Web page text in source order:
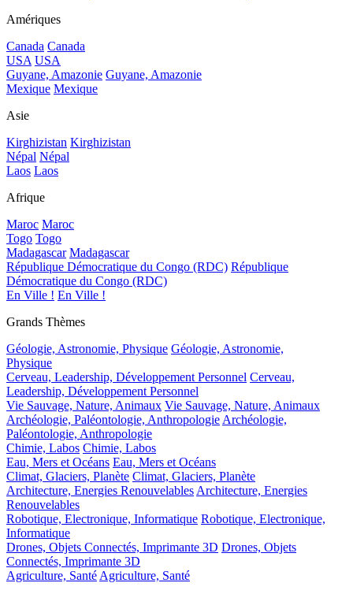
Amériques
Canada Canada
USA USA
Guyane, Amazonie Guyane, Amazonie
Mexique Mexique
Asie
Kirghizistan Kirghizistan
Népal Népal
Laos Laos
Afrique
Maroc Maroc
Togo Togo
Madagascar Madagascar
République Démocratique du Congo (RDC) République
Démocratique du Congo (RDC)
En Ville ! En Ville !
Grands Thèmes
Géologie, Astronomie, Physique Géologie, Astronomie,
Physique
Cerveau, Leadership, Développement Personnel Cerveau,
Leadership, Développement Personnel
Vie Sauvage, Nature, Animaux Vie Sauvage, Nature, Animaux
Archéologie, Paléontologie, Anthropologie Archéologie,
Paléontologie, Anthropologie
Chimie, Labos Chimie, Labos
Eau, Mers et Océans Eau, Mers et Océans
Climat, Glaciers, Planète Climat, Glaciers, Planète
Architecture, Energies Renouvelables Architecture, Energies
Renouvelables
Robotique, Electronique, Informatique Robotique, Electronique,
Informatique
Drones, Objets Connectés, Imprimante 3D Drones, Objets
Connectés, Imprimante 3D
Agriculture, Santé Agriculture, Santé